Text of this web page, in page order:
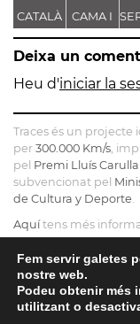
CATALÀ
CAMA I
ESCURRA
Deixa un
Heu d'iniciar la
Traces és un projecte
per 300.000 Km/s ,
pel Premi Lluís Carulla
subvencionat pel
de Cultura y Deporte
Aquítens més
sobre el projecte
Si ens vols contactar
ho a
Fem servir galetes
nostre web.
Podeu obtenir més
utilitzant o